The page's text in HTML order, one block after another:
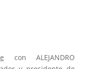
con ALEJANDRO